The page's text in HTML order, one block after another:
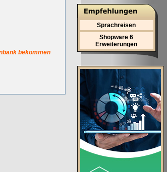
bekommen
Sprachreisen
Shopware 6
Erweiterungen